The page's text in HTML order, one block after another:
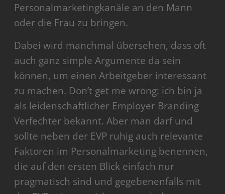
Personalmarketingkanäle an den Mann
oder die Frau zu bringen.
Dabei wird manchmal übersehen, dass oft
auch ganz simple Argumente da sein
können, um einen Arbeitgeber interessant
zu machen. Don’t get me wrong: ich bin ja
als leidenschaftlicher Employer Branding
Verfechter bekannt. Aber man darf und
sollte neben der EVP ruhig auch relevante
Faktoren im Personalmarketing benennen,
die auf den ersten Blick einfach nur
pragmatisch sind und gegebenenfalls mit